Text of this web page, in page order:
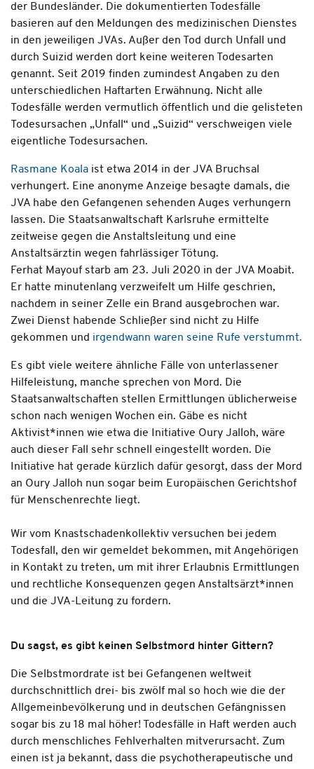
der Bundesländer. Die dokumentierten Todesfälle
basieren auf den Meldungen des medizinischen Dienstes
in den jeweiligen JVAs. Außer den Tod durch Unfall und
durch Suizid werden dort keine weiteren Todesarten
genannt. Seit 2019 finden zumindest Angaben zu den
unterschiedlichen Haftarten Erwähnung. Nicht alle
Todesfälle werden vermutlich öffentlich und die gelisteten
Todesursachen „Unfall“ und „Suizid“ verschweigen viele
eigentliche Todesursachen.
Rasmane Koala ist etwa 2014 in der JVA Bruchsal
verhungert. Eine anonyme Anzeige besagte damals, die
JVA habe den Gefangenen sehenden Auges verhungern
lassen. Die Staatsanwaltschaft Karlsruhe ermittelte
zeitweise gegen die Anstaltsleitung und eine
Anstaltsärztin wegen fahrlässiger Tötung.
Ferhat Mayouf starb am 23. Juli 2020 in der JVA Moabit.
Er hatte minutenlang verzweifelt um Hilfe geschrien,
nachdem in seiner Zelle ein Brand ausgebrochen war.
Zwei Dienst habende Schließer sind nicht zu Hilfe
gekommen und irgendwann waren seine Rufe verstummt.
Es gibt viele weitere ähnliche Fälle von unterlassener
Hilfeleistung, manche sprechen von Mord. Die
Staatsanwaltschaften stellen Ermittlungen üblicherweise
schon nach wenigen Wochen ein. Gäbe es nicht
Aktivist*innen wie etwa die Initiative Oury Jalloh, wäre
auch dieser Fall sehr schnell eingestellt worden. Die
Initiative hat gerade kürzlich dafür gesorgt, dass der Mord
an Oury Jalloh nun sogar beim Europäischen Gerichtshof
für Menschenrechte liegt.
Wir vom Knastschadenkollektiv versuchen bei jedem
Todesfall, den wir gemeldet bekommen, mit Angehörigen
in Kontakt zu treten, um mit ihrer Erlaubnis Ermittlungen
und rechtliche Konsequenzen gegen Anstaltsärzt*innen
und die JVA-Leitung zu fordern.
Du sagst, es gibt keinen Selbstmord hinter Gittern?
Die Selbstmordrate ist bei Gefangenen weltweit
durchschnittlich drei- bis zwölf mal so hoch wie die der
Allgemeinbevölkerung und in deutschen Gefängnissen
sogar bis zu 18 mal höher! Todesfälle in Haft werden auch
durch menschliches Fehlverhalten mitverursacht. Zum
einen ist ja bekannt, dass die psychotherapeutische und